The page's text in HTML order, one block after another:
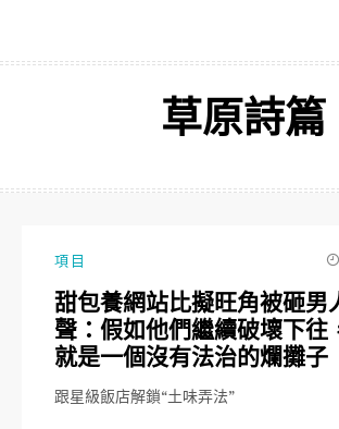
主
草原詩篇
項目
甜包養網站比擬旺角被砸男
聲：假如他們繼續破壞下往
就是一個沒有法治的爛攤子
跟星級飯店解鎖“土味弄法”